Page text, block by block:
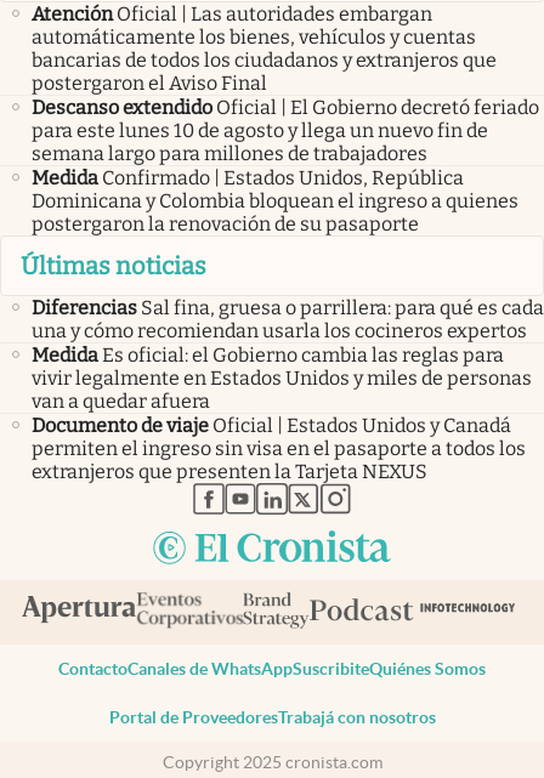
Atención Oficial | Las autoridades embargan
automáticamente los bienes, vehículos y cuentas
bancarias de todos los ciudadanos y extranjeros que
postergaron el Aviso Final
Descanso extendido Oficial | El Gobierno decretó feriado
para este lunes 10 de agosto y llega un nuevo fin de
semana largo para millones de trabajadores
Medida Confirmado | Estados Unidos, República
Dominicana y Colombia bloquean el ingreso a quienes
postergaron la renovación de su pasaporte
Últimas noticias
Diferencias Sal fina, gruesa o parrillera: para qué es cada
una y cómo recomiendan usarla los cocineros expertos
MedidaEs oficial: el Gobierno cambia las reglas para
vivir legalmente en Estados Unidos y miles de personas
van a quedar afuera
Documento de viaje Oficial | Estados Unidos y Canadá
permiten el ingreso sin visa en el pasaporte a todos los
extranjeros que presenten la Tarjeta NEXUS
abre en nueva pestaña
abre en nueva pestaña
abre en nueva pestaña
abre en nueva pestaña
abre en nueva pestaña
ContactoCanales de WhatsAppSuscribiteQuiénes Somos
Portal de ProveedoresTrabajá con nosotros
Copyright 2025 cronista.com